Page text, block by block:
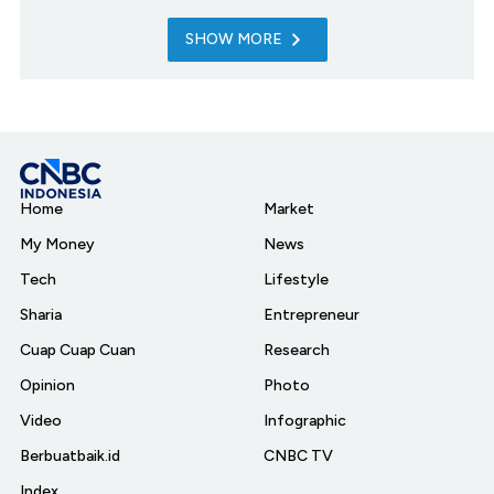
SHOW MORE
Home
My Money
Tech
Sharia
Cuap Cuap Cuan
Opinion
Video
Berbuatbaik.id
Market
News
Lifestyle
Entrepreneur
Research
Photo
Infographic
CNBC TV